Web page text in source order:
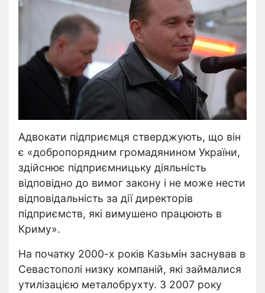
Адвокати підприємця стверджують, що він
є «добропорядним громадянином України,
здійснює підприємницьку діяльність
відповідно до вимог закону і не може нести
відповідальність за дії директорів
підприємств, які вимушено працюють в
Криму».
На початку 2000-х років Казьмін заснував в
Севастополі низку компаній, які займалися
утилізацією металобрухту. З 2007 року